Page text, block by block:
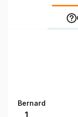
Bernard
1